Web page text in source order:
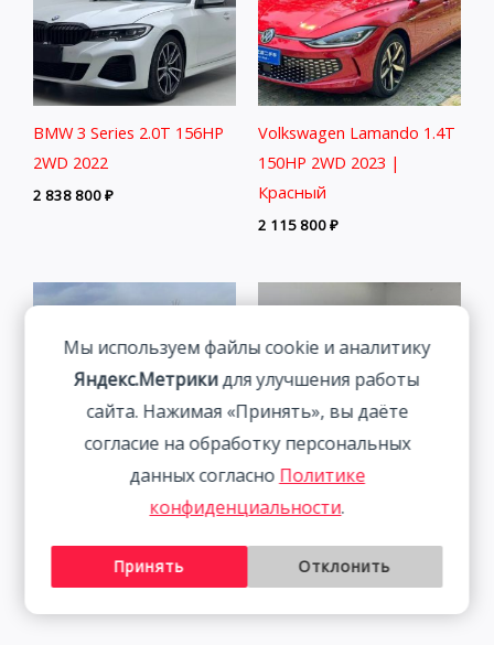
BMW 3 Series 2.0T 156HP
2WD 2022
2 838 800₽
Volkswagen Lamando 1.4T
150HP 2WD 2023 |
Красный
2 115 800₽
Lexus NX200 Trendy
Edition 2.0L 150HP 4WD
Volkswagen Lamando 1.4T
150HP 2WD 2023 | Белый
2 313 800₽
Мы используем файлы cookie и аналитику
Яндекс.Метрикидля улучшения работы
сайта. Нажимая «Принять», вы даёте
согласие на обработку персональных
данных согласно Политике
конфиденциальности.
Принять Отклонить